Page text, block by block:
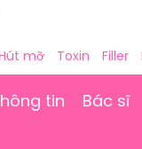
mỡ Toxin Filler
tin Bác sĩ